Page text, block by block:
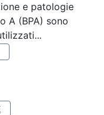
e patologie
A (BPA) sono